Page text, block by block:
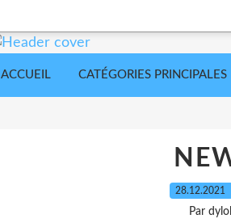
ACCUEIL CATÉGORIES PRINCIPALES
28.12.2021
Par